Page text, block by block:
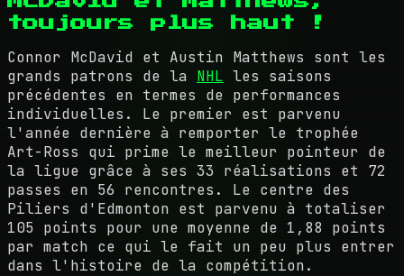
toujours plus haut !
Connor McDavid et Austin Matthews sont les
grands patrons de la NHL les saisons
précédentes en termes de performances
individuelles. Le premier est parvenu
l'année dernière à remporter le trophée
Art-Ross qui prime le meilleur pointeur de
la ligue grâce à ses 33 réalisations et 72
passes en 56 rencontres. Le centre des
Piliers d'Edmonton est parvenu à totaliser
105 points pour une moyenne de 1,88 points
par match ce qui le fait un peu plus entrer
dans l'histoire de la compétition.